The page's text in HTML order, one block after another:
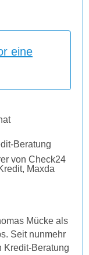
eine
Beratung
von Check24
Maxda
Mücke als
Seit nunmehr
Kredit-Beratung